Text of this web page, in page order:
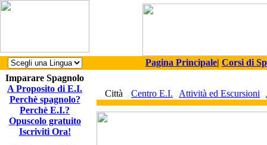
Pagina Principale| Corsi di
Imparare Spagnolo
A Proposito di E.I.
Perchè spagnolo?
Perchè E.I.?
Opuscolo gratuito
Iscriviti Ora!
Città Centro E.I. Attività ed Escursioni